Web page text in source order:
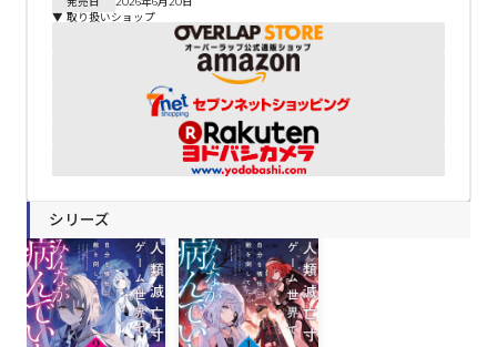
▼ 取り扱いショップ
シリーズ